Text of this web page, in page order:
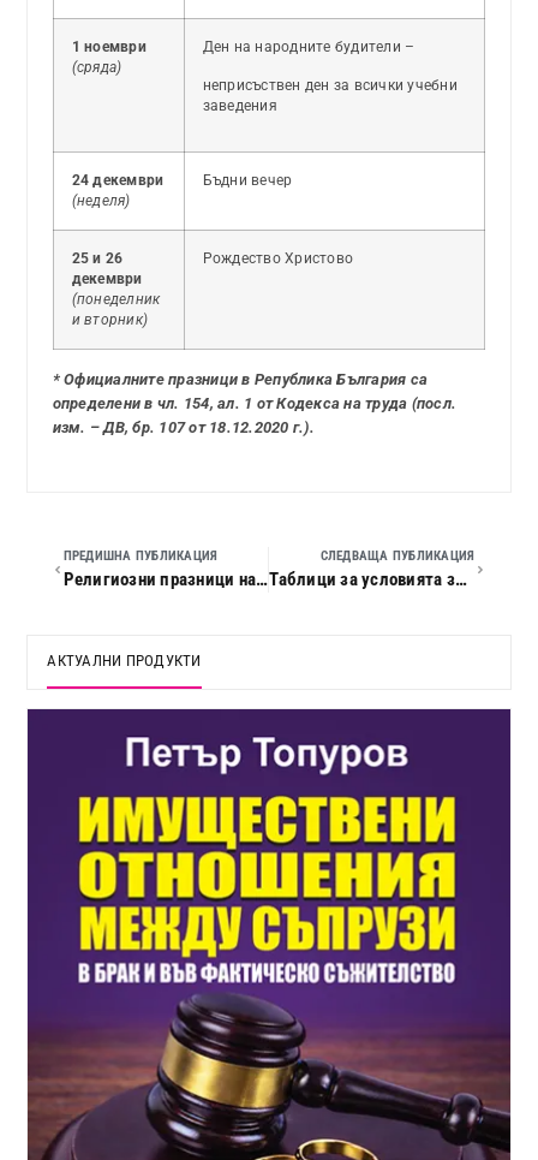
1 ноември
(сряда)
Ден на народните будители –
неприсъствен ден за всички учебни
заведения
24 декември
(неделя)
Бъдни вечер
25 и 26
декември
(понеделник
и вторник)
Рождество Христово
* Официалните празници в Република България са
определени в чл. 154, ал. 1 от Кодекса на труда (посл.
изм. – ДВ, бр. 107 от 18.12.2020 г.).
ПРЕДИШНА ПУБЛИКАЦИЯ
Религиозни празници на вероизповеданията, различни от източноправославното през 2023 година
СЛЕДВАЩА ПУБЛИКАЦИЯ
Таблици за условията за придобиване право на пенсия за осигурителен стаж и възраст
АКТУАЛНИ ПРОДУКТИ